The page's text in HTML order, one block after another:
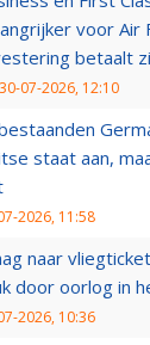
voor Air
betaalt
30-07-2026, 12:10
staat aan,
2026, 11:58
naar
door oorlog in
2026, 10:36